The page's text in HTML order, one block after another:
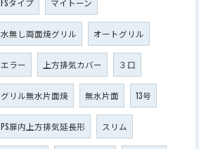
FSタイプ マイトーン
水無し両面焼グリル オートグリル
エラー 上方排気カバー ３口
グリル無水片面焼 無水片面 13号
PS扉内上方排気延長形 スリム